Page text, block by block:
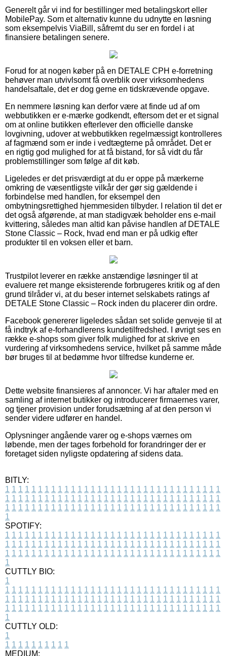
Generelt går vi ind for bestillinger med betalingskort eller
MobilePay. Som et alternativ kunne du udnytte en løsning
som eksempelvis ViaBill, såfremt du ser en fordel i at
finansiere betalingen senere.
Forud for at nogen køber på en DETALE CPH e-forretning
behøver man utvivlsomt få overblik over virksomhedens
handelsaftale, det er dog gerne en tidskrævende opgave.
En nemmere løsning kan derfor være at finde ud af om
webbutikken er e-mærke godkendt, eftersom det er et signal
om at online butikken efterlever den officielle danske
lovgivning, udover at webbutikken regelmæssigt kontrolleres
af fagmænd som er inde i vedtægterne på området. Det er
en rigtig god mulighed for at få bistand, for så vidt du får
problemstillinger som følge af dit køb.
Ligeledes er det prisværdigt at du er oppe på mærkerne
omkring de væsentligste vilkår der gør sig gældende i
forbindelse med handlen, for eksempel den
ombytningsrettighed hjemmesiden tilbyder. I relation til det er
det også afgørende, at man stadigvæk beholder ens e-mail
kvittering, således man altid kan påvise handlen af DETALE
Stone Classic – Rock, hvad end man er på udkig efter
produkter til en voksen eller et barn.
Trustpilot leverer en række anstændige løsninger til at
evaluere ret mange eksisterende forbrugeres kritik og af den
grund tilråder vi, at du beser internet selskabets ratings af
DETALE Stone Classic – Rock inden du placerer din ordre.
Facebook genererer ligeledes sådan set solide genveje til at
få indtryk af e-forhandlerens kundetilfredshed. I øvrigt ses en
række e-shops som giver folk mulighed for at skrive en
vurdering af virksomhedens service, hvilket på samme måde
bør bruges til at bedømme hvor tilfredse kunderne er.
Dette website finansieres af annoncer. Vi har aftaler med en
samling af internet butikker og introducerer firmaernes varer,
og tjener provision under forudsætning af at den person vi
sender videre udfører en handel.
Oplysninger angående varer og e-shops værnes om
løbende, men der tages forbehold for forandringer der er
foretaget siden nyligste opdatering af sidens data.
BITLY:
1 1 1 1 1 1 1 1 1 1 1 1 1 1 1 1 1 1 1 1 1 1 1 1 1 1 1 1 1 1 1 1 1
1 1 1 1 1 1 1 1 1 1 1 1 1 1 1 1 1 1 1 1 1 1 1 1 1 1 1 1 1 1 1 1 1
1 1 1 1 1 1 1 1 1 1 1 1 1 1 1 1 1 1 1 1 1 1 1 1 1 1 1 1 1 1 1 1 1
1
SPOTIFY:
1 1 1 1 1 1 1 1 1 1 1 1 1 1 1 1 1 1 1 1 1 1 1 1 1 1 1 1 1 1 1 1 1
1 1 1 1 1 1 1 1 1 1 1 1 1 1 1 1 1 1 1 1 1 1 1 1 1 1 1 1 1 1 1 1 1
1 1 1 1 1 1 1 1 1 1 1 1 1 1 1 1 1 1 1 1 1 1 1 1 1 1 1 1 1 1 1 1 1
1
CUTTLY BIO:
1
1 1 1 1 1 1 1 1 1 1 1 1 1 1 1 1 1 1 1 1 1 1 1 1 1 1 1 1 1 1 1 1 1
1 1 1 1 1 1 1 1 1 1 1 1 1 1 1 1 1 1 1 1 1 1 1 1 1 1 1 1 1 1 1 1 1
1 1 1 1 1 1 1 1 1 1 1 1 1 1 1 1 1 1 1 1 1 1 1 1 1 1 1 1 1 1 1 1 1
1
CUTTLY OLD:
1
1 1 1 1 1 1 1 1 1 1
MEDIUM: